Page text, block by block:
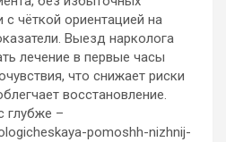
с чёткой ориентацией на
Выезд нарколога
лечение в первые часы
что снижает риски
восстановление.
глубже –
pomoshh-nizhnij-